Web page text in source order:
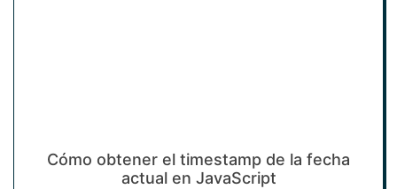
Cómo obtener el timestamp de la fecha
actual en JavaScript